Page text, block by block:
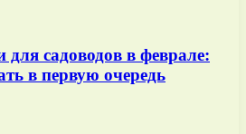
садоводов в феврале:
в первую очередь